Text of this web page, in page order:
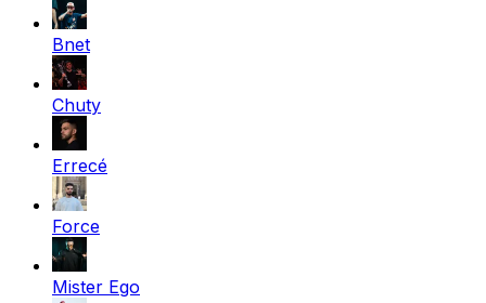
Bnet
Chuty
Errecé
Force
Mister Ego